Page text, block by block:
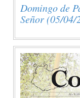
Domingo de
Señor (05/04/